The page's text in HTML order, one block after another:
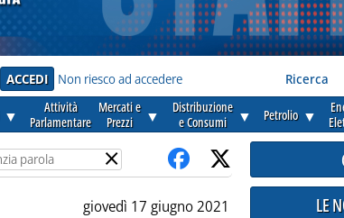
Non riesco ad accedere Ricerca
▼
Attività
Parlamentare
Mercati e
Prezzi
▼
Distribuzione
e Consumi
▼ Petrolio ▼
×
giovedì 17 giugno 2021
LE